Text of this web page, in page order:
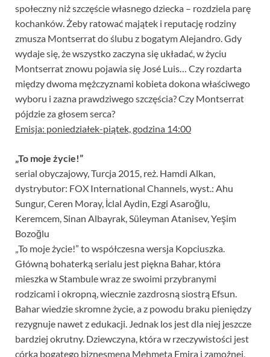
społeczny niż szczęście własnego dziecka – rozdziela parę
kochanków. Żeby ratować majątek i reputację rodziny
zmusza Montserrat do ślubu z bogatym Alejandro. Gdy
wydaje się, że wszystko zaczyna się układać, w życiu
Montserrat znowu pojawia się José Luis… Czy rozdarta
między dwoma mężczyznami kobieta dokona właściwego
wyboru i zazna prawdziwego szczęścia? Czy Montserrat
pójdzie za głosem serca?
Emisja: poniedziałek-piątek, godzina 14:00
„To moje życie!”
serial obyczajowy, Turcja 2015, reż. Hamdi Alkan,
dystrybutor: FOX International Channels, wyst.: Ahu
Sungur, Ceren Moray, İclal Aydin, Ezgi Asaroğlu,
Keremcem, Sinan Albayrak, Süleyman Atanisev, Yeşim
Bozoğlu
„To moje życie!” to współczesna wersja Kopciuszka.
Główną bohaterką serialu jest piękna Bahar, która
mieszka w Stambule wraz ze swoimi przybranymi
rodzicami i okropną, wiecznie zazdrosną siostrą Efsun.
Bahar wiedzie skromne życie, a z powodu braku pieniędzy
rezygnuje nawet z edukacji. Jednak los jest dla niej jeszcze
bardziej okrutny. Dziewczyna, która w rzeczywistości jest
córką bogatego biznesmena Mehmeta Emira i zamożnej,